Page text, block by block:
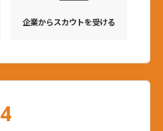
企業からスカウトを受ける
4